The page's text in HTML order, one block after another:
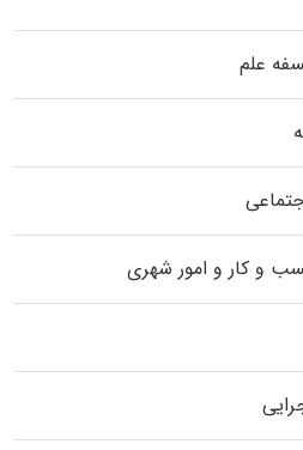
علم
و کار و امور شهری